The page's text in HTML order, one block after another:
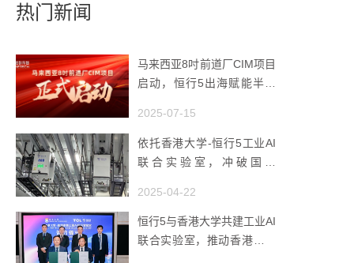
热门新闻
马来西亚8吋前道厂CIM项目
启动，恒行5出海赋能半导
2025-07-15
依托香港大学-恒行5工业AI
联合实验室，冲破国产
2025-04-22
恒行5与香港大学共建工业AI
联合实验室，推动香港成为